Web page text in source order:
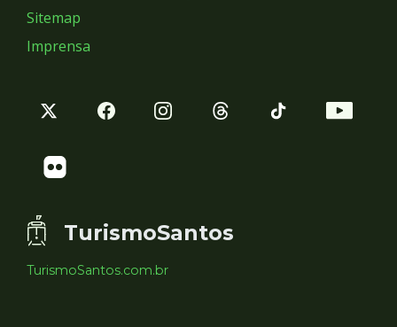
Sitemap
Imprensa
TurismoSantos
TurismoSantos.com.br